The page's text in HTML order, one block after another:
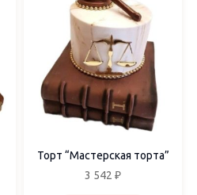
Торт “Мастерская торта”
3 542 ₽